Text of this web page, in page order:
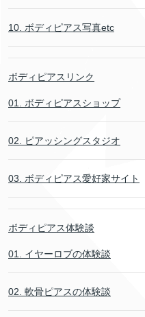
10. ボディピアス写真etc
ボディピアスリンク
01. ボディピアスショップ
02. ピアッシングスタジオ
03. ボディピアス愛好家サイト
ボディピアス体験談
01. イヤーロブの体験談
02. 軟骨ピアスの体験談